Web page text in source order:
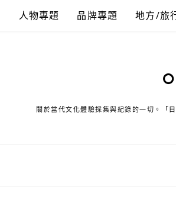
人物專題 品牌專題 地方/旅
關於當代文化體驗採集與紀錄的一切。「